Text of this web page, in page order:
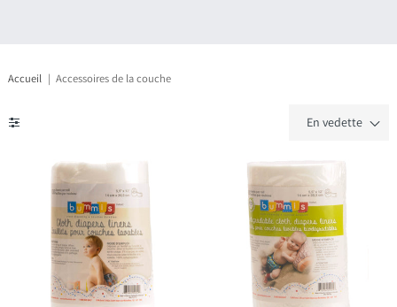
Accueil Accessoires de la couche
En vedette